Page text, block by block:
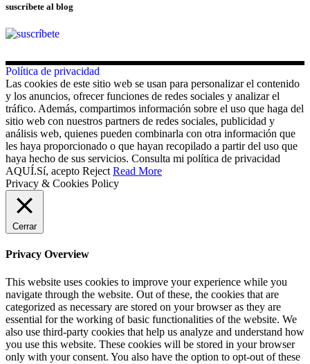
suscríbete al blog
Política de privacidad
Las cookies de este sitio web se usan para personalizar el contenido
y los anuncios, ofrecer funciones de redes sociales y analizar el
tráfico. Además, compartimos información sobre el uso que haga del
sitio web con nuestros partners de redes sociales, publicidad y
análisis web, quienes pueden combinarla con otra información que
les haya proporcionado o que hayan recopilado a partir del uso que
haya hecho de sus servicios. Consulta mi política de privacidad
AQUÍ.Sí, acepto Reject Read More
Privacy & Cookies Policy
Cerrar
Privacy Overview
This website uses cookies to improve your experience while you
navigate through the website. Out of these, the cookies that are
categorized as necessary are stored on your browser as they are
essential for the working of basic functionalities of the website. We
also use third-party cookies that help us analyze and understand how
you use this website. These cookies will be stored in your browser
only with your consent. You also have the option to opt-out of these